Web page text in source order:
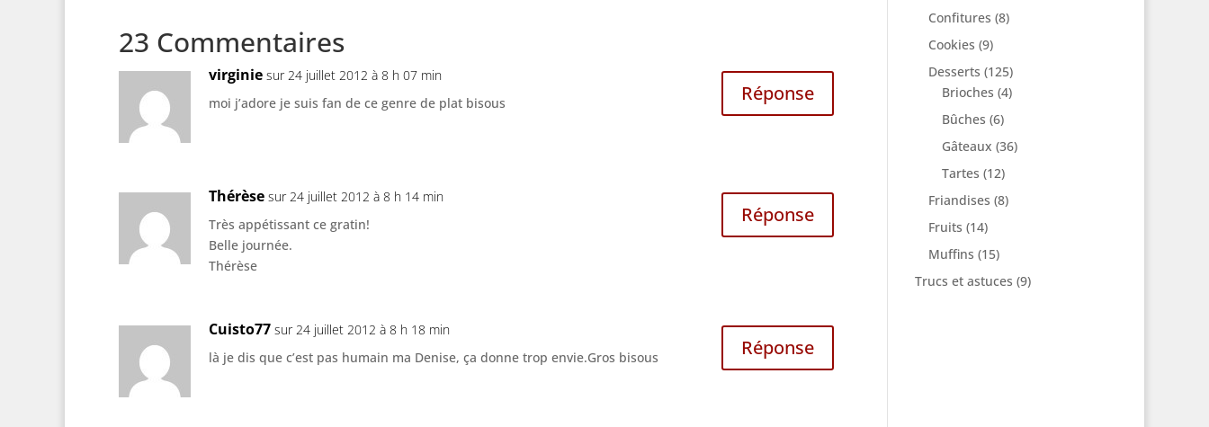
23 Commentaires
virginie sur 24 juillet 2012 à 8 h 07 min
moi j’adore je suis fan de ce genre de plat bisous
Réponse
Thérèse sur 24 juillet 2012 à 8 h 14 min
Très appétissant ce gratin!
Belle journée.
Thérèse
Réponse
Cuisto77 sur 24 juillet 2012 à 8 h 18 min
là je dis que c’est pas humain ma Denise, ça donne trop envie.Gros bisous
Réponse
Confitures (8)
Cookies (9)
Desserts (125)
Brioches (4)
Bûches (6)
Gâteaux (36)
Tartes (12)
Friandises (8)
Fruits (14)
Muffins (15)
Trucs et astuces (9)